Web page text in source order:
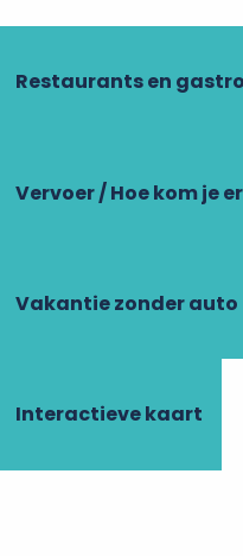
Restaurants en
Vervoer / Hoe kom je
Vakantie zonder auto
Interactieve kaart
assistent, die er is